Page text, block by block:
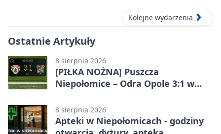
Kolejne wydarzenia
Ostatnie Artykuły
8 sierpnia 2026
[PIŁKA NOŻNA] Puszcza
Niepołomice – Odra Opole 3:1 w
odwrócili losy meczu
8 sierpnia 2026
Apteki w Niepołomicach - godziny